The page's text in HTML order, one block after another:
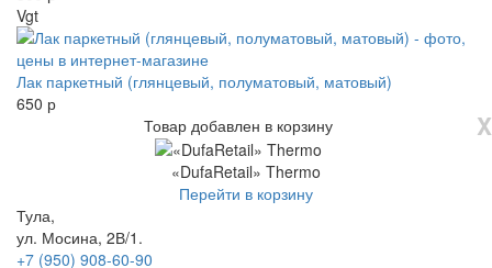
Vgt
Лак паркетный (глянцевый, полуматовый, матовый)
650 р
X
Товар добавлен в корзину
«DufaRetail» Thermo
Перейти в корзину
Тула,
ул. Мосина, 2В/1.
+7 (950) 908-60-90